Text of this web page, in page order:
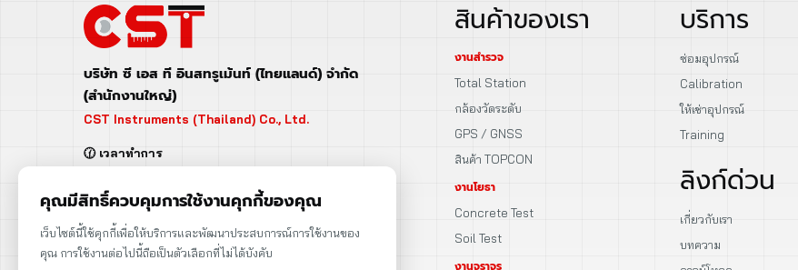
บริษัท ซี เอส ที อินสทรูเม้นท์ (ไทยแลนด์) จำกัด
(สำนักงานใหญ่)
CST Instruments (Thailand) Co., Ltd.
🕜 เวลาทำการ
เสาร์ | 08:00 - 12:00
📍 95 ถ.ร่มเกล้า แขวงคลองสามประเวศ
เขตลาดกระบัง กรุงเทพฯ 10520
สินค้าของเรา
งานสำรวจ
Total Station
กล้องวัดระดับ
GPS / GNSS
สินค้า TOPCON
งานโยธา
Concrete Test
Soil Test
งานจราจร
บริการ
ซ่อมอุปกรณ์
Calibration
ให้เช่าอุปกรณ์
Training
ลิงก์ด่วน
เกี่ยวกับเรา
บทความ
คุณมีสิทธิ์ควบคุมการใช้งานคุกกี้ของคุณ
เว็บไซต์นี้ใช้คุกกี้เพื่อให้บริการและพัฒนาประสบการณ์การใช้งานของ
คุณ การใช้งานต่อไปนี้ถือเป็นตัวเลือกที่ไม่ได้บังคับ